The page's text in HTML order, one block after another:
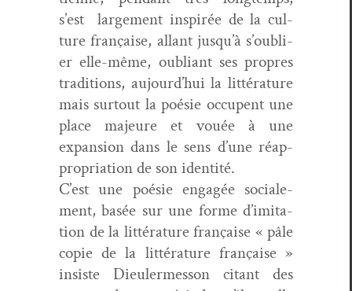
s’est large­ment inspirée de la cul­
ture française, allant jusqu’à s’ou­bli­
er elle-même, oubliant ses pro­pres
tra­di­tions, aujour­d’hui la lit­téra­ture
mais surtout la poésie occu­pent une
place majeure et vouée à une
expan­sion dans le sens d’une réap­
pro­pri­a­tion de son identité.
C’est une poésie engagée sociale­
ment, basée sur une forme d’im­i­ta­
tion de la lit­téra­ture française « pâle
copie de la lit­téra­ture française »
insiste Dieuler­mes­son citant des